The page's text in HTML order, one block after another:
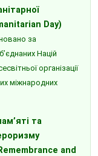
Day)
за
Націй
організації
міжнародних
та
and